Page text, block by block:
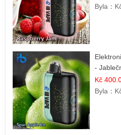
Byla：
-
kyselá
Kč
Byla：